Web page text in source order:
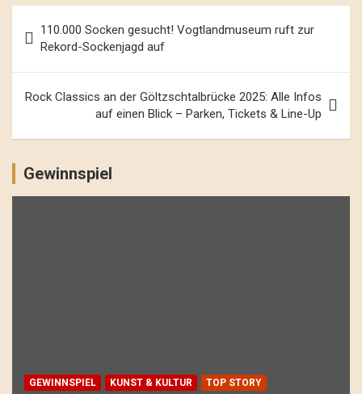
Navigation
110.000 Socken gesucht! Vogtlandmuseum ruft zur
Rekord-Sockenjagd auf
Rock Classics an der Göltzschtalbrücke 2025: Alle Infos
auf einen Blick – Parken, Tickets & Line-Up
Gewinnspiel
GEWINNSPIEL KUNST & KULTUR TOP STORY